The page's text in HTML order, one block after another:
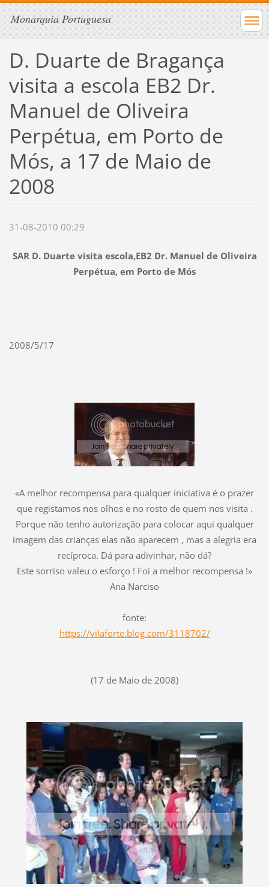
Monarquia Portuguesa
D. Duarte de Bragança
visita a escola EB2 Dr.
Manuel de Oliveira
Perpétua, em Porto de
Mós, a 17 de Maio de
2008
31-08-2010 00:29
SAR D. Duarte visita escola,EB2 Dr. Manuel de Oliveira
Perpétua, em Porto de Mós
2008/5/17
«A melhor recompensa para qualquer iniciativa é o prazer
que registamos nos olhos e no rosto de quem nos visita .
Porque não tenho autorização para colocar aqui qualquer
imagem das crianças elas não aparecem , mas a alegria era
recíproca. Dá para adivinhar, não dá?
Este sorriso valeu o esforço ! Foi a melhor recompensa !»
Ana Narciso
fonte:
https://vilaforte.blog.com/3118702/
(17 de Maio de 2008)